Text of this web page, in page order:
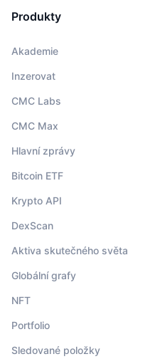
Produkty
Akademie
Inzerovat
CMC Labs
CMC Max
Hlavní zprávy
Bitcoin ETF
Krypto API
DexScan
Aktiva skutečného světa
Globální grafy
NFT
Portfolio
Sledované položky